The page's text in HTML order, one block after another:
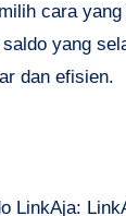
cara
yang
dan efisien.
LinkAja: